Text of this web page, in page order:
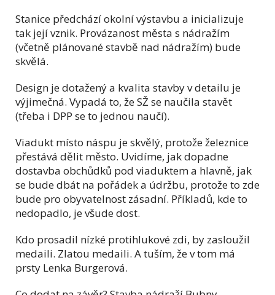
Stanice předchází okolní výstavbu a inicializuje
tak její vznik. Provázanost města s nádražím
(včetně plánované stavbě nad nádražím) bude
skvělá.
Design je dotažený a kvalita stavby v detailu je
výjimečná. Vypadá to, že SŽ se naučila stavět
(třeba i DPP se to jednou naučí).
Viadukt místo náspu je skvělý, protože železnice
přestává dělit město. Uvidíme, jak dopadne
dostavba obchůdků pod viaduktem a hlavně, jak
se bude dbát na pořádek a údržbu, protože to zde
bude pro obyvatelnost zásadní. Příkladů, kde to
nedopadlo, je všude dost.
Kdo prosadil nízké protihlukové zdi, by zasloužil
medaili. Zlatou medaili. A tuším, že v tom má
prsty Lenka Burgerová.